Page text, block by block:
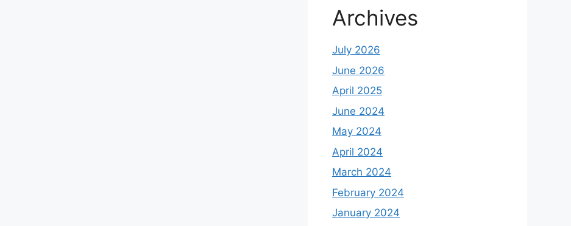
Archives
July 2026
June 2026
April 2025
June 2024
May 2024
April 2024
March 2024
February 2024
January 2024